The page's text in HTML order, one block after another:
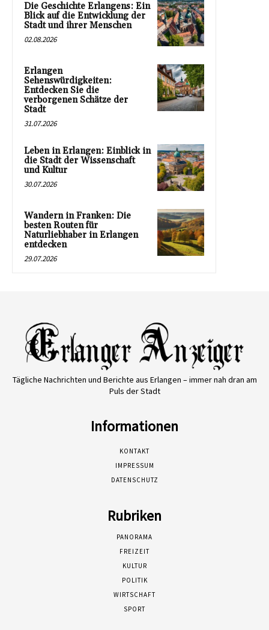
Die Geschichte Erlangens: Ein
Blick auf die Entwicklung der
Stadt und ihrer Menschen
02.08.2026
Erlangen
Sehenswürdigkeiten:
Entdecken Sie die
verborgenen Schätze der
Stadt
31.07.2026
Leben in Erlangen: Einblick in
die Stadt der Wissenschaft
und Kultur
30.07.2026
Wandern in Franken: Die
besten Routen für
Naturliebhaber in Erlangen
entdecken
29.07.2026
Tägliche Nachrichten und Berichte aus Erlangen – immer nah dran am
Puls der Stadt
Informationen
KONTAKT
IMPRESSUM
DATENSCHUTZ
Rubriken
PANORAMA
FREIZEIT
KULTUR
POLITIK
WIRTSCHAFT
SPORT